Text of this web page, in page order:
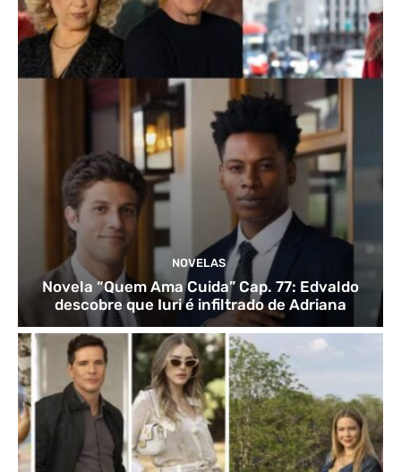
NOVELAS
Novela “Quem Ama Cuida” Cap. 77: Edvaldo
descobre que Iuri é infiltrado de Adriana